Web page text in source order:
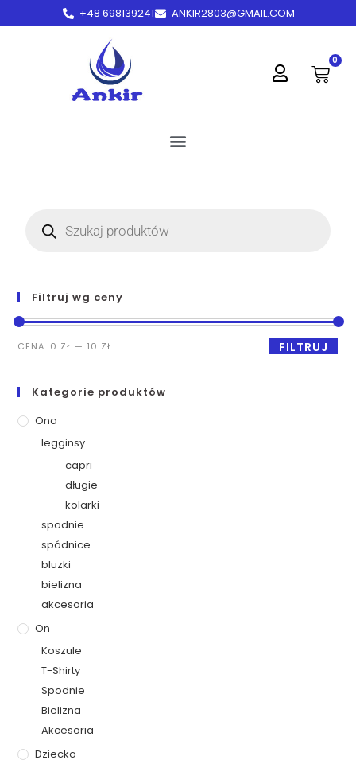
+48 698139241 ANKIR2803@GMAIL.COM
0
Filtruj wg ceny
FILTRUJ
CENA: 0 ZŁ — 10 ZŁ
Kategorie produktów
Ona
legginsy
capri
długie
kolarki
spodnie
spódnice
bluzki
bielizna
akcesoria
On
Koszule
T-Shirty
Spodnie
Bielizna
Akcesoria
Dziecko